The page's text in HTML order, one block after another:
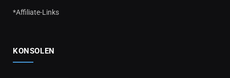
*Affiliate-Links
KONSOLEN